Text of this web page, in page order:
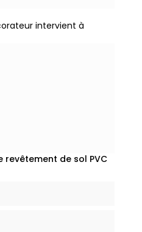
intervient à
revêtement de sol PVC